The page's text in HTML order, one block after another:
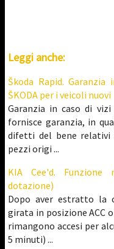
Leggi anche:
Škoda Rapid.
ŠKODA per i veicoli nuovi
Garanzia in caso di
fornisce garanzia, in
difetti del bene relativi
pezzi origi ...
KIA Cee'd.
dotazione)
Dopo aver estratto la
girata in posizione ACC
rimangono accesi per
5 minuti) ...